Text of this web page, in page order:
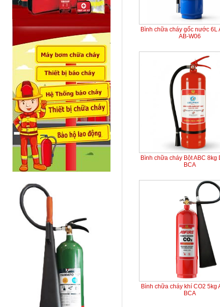
Bình chữa cháy gốc nước 6L
AB-W06
Bình chữa cháy Bột ABC 8kg
BCA
Bình chữa cháy khí CO2 5kg
BCA